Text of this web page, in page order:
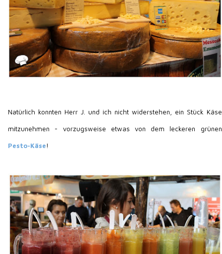
Natürlich konnten Herr J. und ich nicht widerstehen, ein Stück Käse
mitzunehmen - vorzugsweise etwas von dem leckeren grünen
Pesto-Käse!